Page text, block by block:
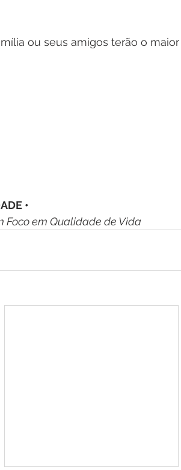
ou seus amigos terão o
•
em Qualidade de Vida